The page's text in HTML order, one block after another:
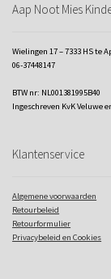
Aap Noot Mies
Wielingen 17 – 7333 HS te
06-37448147
BTW nr: NL001381995B40
Ingeschreven KvK Veluwe
Klantenservice
Algemene voorwaarden
Retourbeleid
Retourformulier
Privacybeleid en Cookies